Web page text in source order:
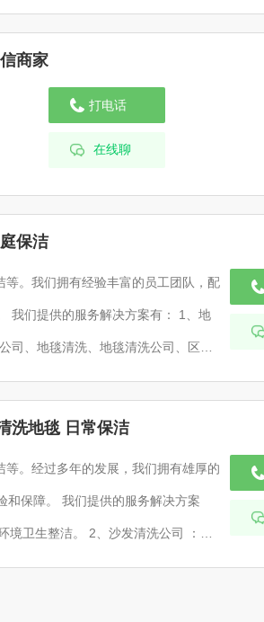
商家
打电话
在线聊
保洁
。我们拥有经验丰富的员工团队，配
我们提供的服务解决方案有： 1、地
、地毯清洗、地毯清洗公司、区地
米东地毯清洗、酒店地毯清洗、办公
洗地毯 日常保洁
。经过多年的发展，我们拥有雄厚的
和保障。 我们提供的服务解决方案
卫生整洁。 2、沙发清洗公司 ：地
地毯清洗公司、区地毯清洗、地毯清
店地毯清洗、办公室地毯清洗、家